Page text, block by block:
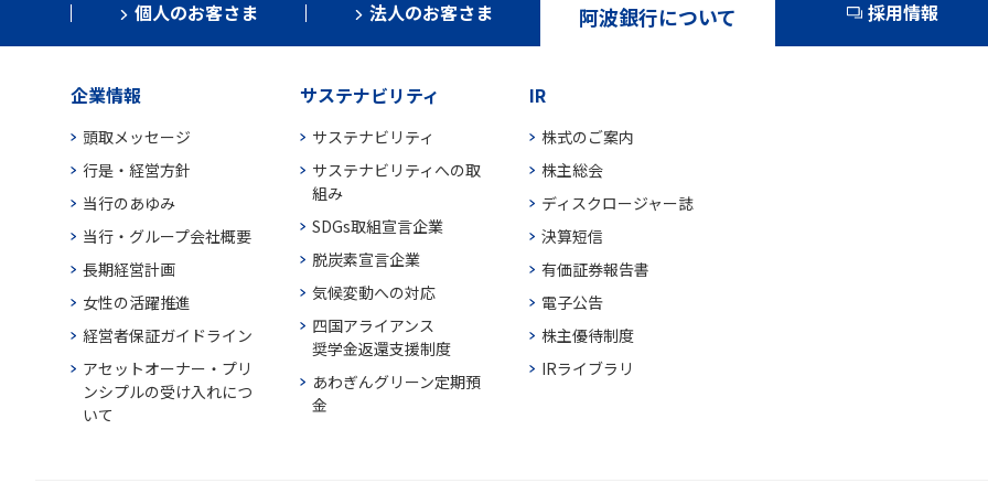
個人のお客さま 法人のお客さま 阿波銀行について 採用情報
企業情報
頭取メッセージ
行是・経営方針
当行のあゆみ
当行・グループ会社概要
長期経営計画
女性の活躍推進
経営者保証ガイドライン
アセットオーナー・プリ
ンシプルの受け入れにつ
いて
サステナビリティ
サステナビリティ
サステナビリティへの取
組み
SDGs取組宣言企業
脱炭素宣言企業
気候変動への対応
四国アライアンス
奨学金返還支援制度
あわぎんグリーン定期預
金
IR
株式のご案内
株主総会
ディスクロージャー誌
決算短信
有価証券報告書
電子公告
株主優待制度
IRライブラリ